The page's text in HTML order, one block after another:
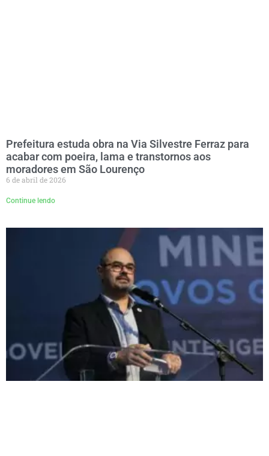
Prefeitura estuda obra na Via Silvestre Ferraz para
acabar com poeira, lama e transtornos aos
moradores em São Lourenço
6 de abril de 2026
Continue lendo